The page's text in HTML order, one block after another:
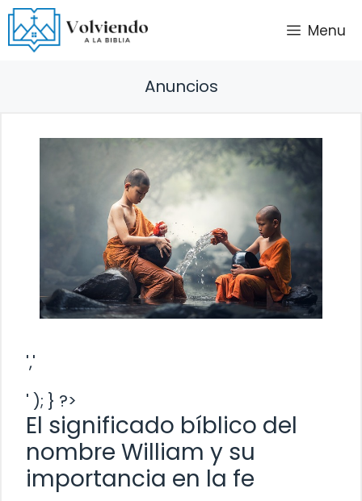
Saltar
al
contenido
Menu
Anuncios
','
' ); } ?>
El significado bíblico del
nombre William y su
importancia en la fe